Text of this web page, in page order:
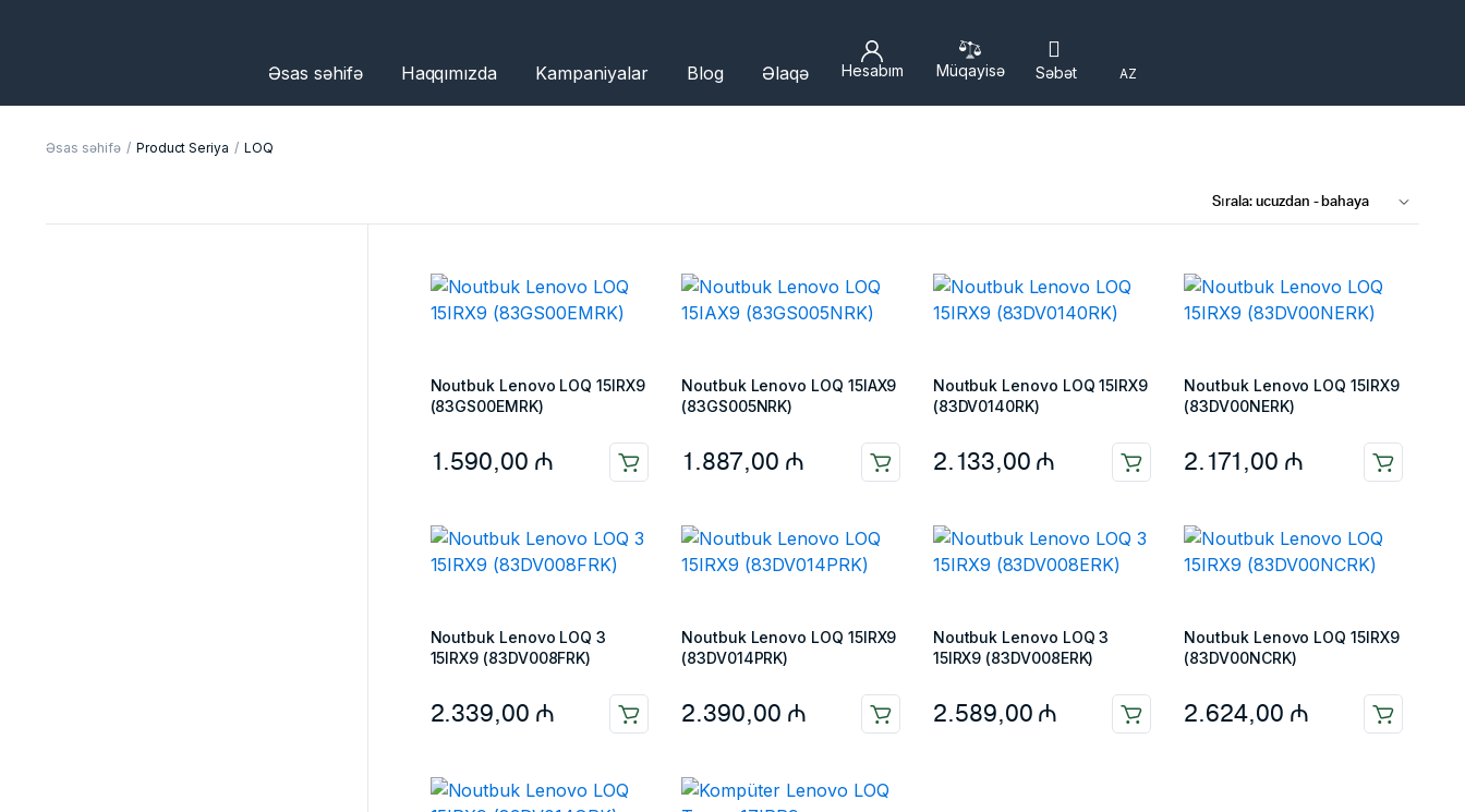
Əsas səhifə Haqqımızda Kampaniyalar Blog Əlaqə Hesabım Müqayisə Səbət AZ
Əsas səhifə Product Seriya LOQ
Noutbuk Lenovo LOQ 15IRX9
(83GS00EMRK)
1.590,00 ₼
Noutbuk Lenovo LOQ 15IAX9
(83GS005NRK)
1.887,00 ₼
Noutbuk Lenovo LOQ 15IRX9
(83DV0140RK)
2.133,00 ₼
Noutbuk Lenovo LOQ 15IRX9
(83DV00NERK)
2.171,00 ₼
Noutbuk Lenovo LOQ 3
15IRX9 (83DV008FRK)
2.339,00 ₼
Noutbuk Lenovo LOQ 15IRX9
(83DV014PRK)
2.390,00 ₼
Noutbuk Lenovo LOQ 3
15IRX9 (83DV008ERK)
2.589,00 ₼
Noutbuk Lenovo LOQ 15IRX9
(83DV00NCRK)
2.624,00 ₼